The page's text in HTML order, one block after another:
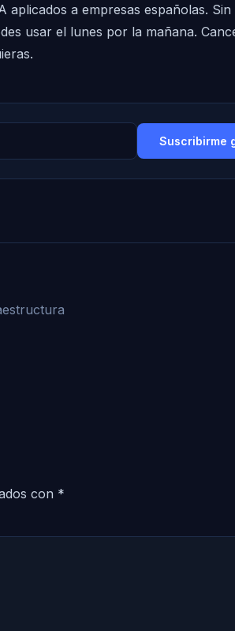
aplicados a empresas españolas. Sin
usar el lunes por la mañana.
Suscribirme
con *